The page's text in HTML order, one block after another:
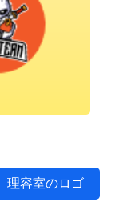
理容室のロゴ